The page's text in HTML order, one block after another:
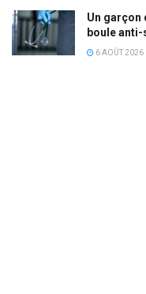
Un garçon
boule
6 AOÛT 2026